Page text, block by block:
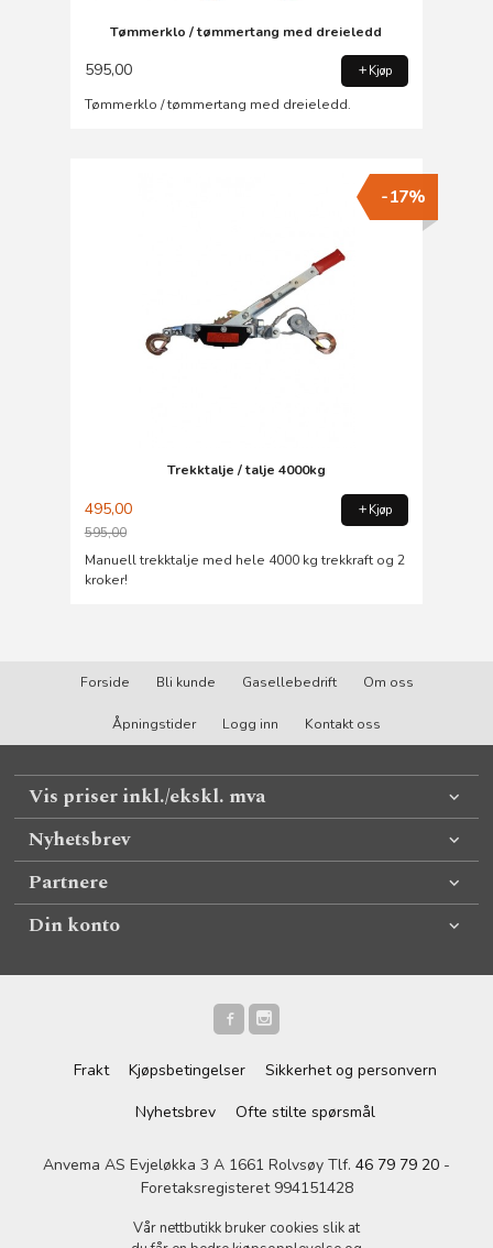
Tømmerklo / tømmertang med dreieledd
595,00 Kjøp
Tømmerklo / tømmertang med dreieledd.
Trekktalje / talje 4000kg
495,00
595,00
Rabatt
-17%
Kjøp
Manuell trekktalje med hele 4000 kg trekkraft og 2
kroker!
Forside Bli kunde Gasellebedrift Om oss
Åpningstider Logg inn Kontakt oss
Vis priser inkl./ekskl. mva
Nyhetsbrev
Partnere
Din konto
Frakt Kjøpsbetingelser
Sikkerhet og personvern
Nyhetsbrev
Ofte stilte spørsmål
Anvema AS Evjeløkka 3 A 1661 Rolvsøy Tlf. 46 79 79 20 -
Foretaksregisteret 994151428
Vår nettbutikk bruker cookies slik at